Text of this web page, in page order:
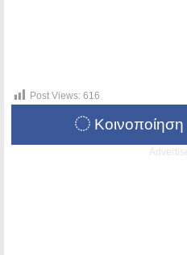
Post Views: 616